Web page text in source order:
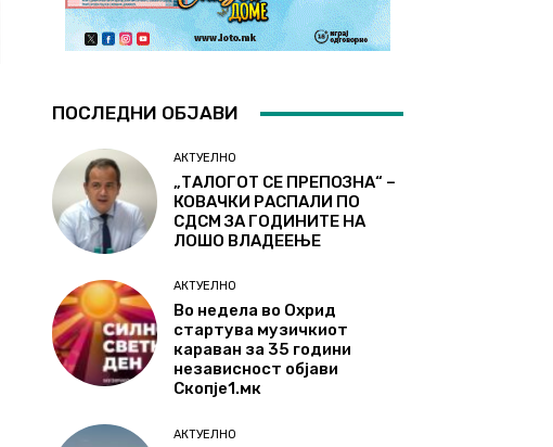
ПОСЛЕДНИ ОБЈАВИ
АКТУЕЛНО
„ТАЛОГОТ СЕ ПРЕПОЗНА“ –
КОВАЧКИ РАСПАЛИ ПО
СДСМ ЗА ГОДИНИТЕ НА
ЛОШО ВЛАДЕЕЊЕ
АКТУЕЛНО
Во недела во Охрид
стартува музичкиот
караван за 35 години
независност објави
Скопје1.мк
АКТУЕЛНО